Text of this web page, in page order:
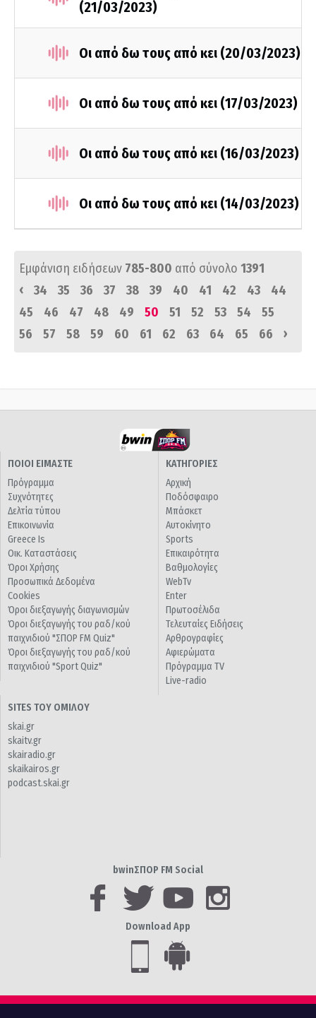
(21/03/2023)
Οι από δω τους από κει (20/03/2023)
Οι από δω τους από κει (17/03/2023)
Οι από δω τους από κει (16/03/2023)
Οι από δω τους από κει (14/03/2023)
Εμφάνιση ειδήσεων 785-800 από σύνολο 1391
‹
34 35 36 37 38 39 40 41 42 43
44
45
46 47 48 49 50 51 52 53 54
55
56
57 58 59 60 61 62 63 64 65 66 ›
ΠΟΙΟΙ ΕΙΜΑΣΤΕ
Πρόγραμμα
Συχνότητες
Δελτία τύπου
Επικοινωνία
Greece Is
Οικ. Καταστάσεις
Όροι Χρήσης
Προσωπικά Δεδομένα
Cookies
Όροι διεξαγωγής διαγωνισμών
Όροι διεξαγωγής του ραδ/κού
παιχνιδιού "ΣΠΟΡ FM Quiz"
Όροι διεξαγωγής του ραδ/κού
παιχνιδιού "Sport Quiz"
ΚΑΤΗΓΟΡΙΕΣ
Αρχική
Ποδόσφαιρο
Μπάσκετ
Αυτοκίνητο
Sports
Επικαιρότητα
Βαθμολογίες
WebTv
Enter
Πρωτοσέλιδα
Τελευταίες Ειδήσεις
Αρθρογραφίες
Αφιερώματα
Πρόγραμμα TV
Live-radio
SITES ΤΟΥ ΟΜΙΛΟΥ
skai.gr
skaitv.gr
skairadio.gr
skaikairos.gr
podcast.skai.gr
bwinΣΠΟΡ FM Social
Download App